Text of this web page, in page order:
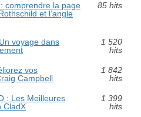
comprendre la page
et l’angle
85 hits
voyage dans
1 520
hits
vos
Campbell
1 842
hits
: Les Meilleures
CladX
1 399
hits